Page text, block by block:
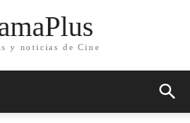
y noticias de Cine